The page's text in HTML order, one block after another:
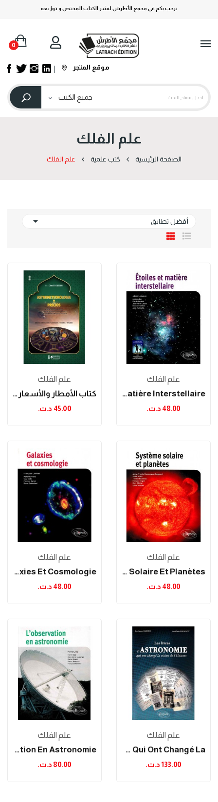
نرحب بكم في مجمع الأطرش لنشر الكتاب المختص و توزيعه
0
موقع المتجر
علم الفلك
الصفحة الرئيسية كتب علمية علم الفلك
أفضل تطابق 
علم الفلك
كتاب الأمطار والأسعار للإمام المحقق أبي عبد...
45.00 د.ت.‏
علم الفلك
Etoiles Et Matière Interstellaire
48.00 د.ت.‏
علم الفلك
Galaxies Et Cosmologie
48.00 د.ت.‏
علم الفلك
Système Solaire Et Planètes
48.00 د.ت.‏
علم الفلك
L'observation En Astronomie
80.00 د.ت.‏
علم الفلك
Les Livres D'astronomie Qui Ont Changé La...
133.00 د.ت.‏